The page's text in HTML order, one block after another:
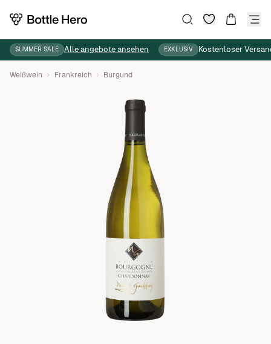
SUMMER SALE Alle angebote ansehen EXKLUSIV Kostenloser
Weißwein Frankreich Burgund